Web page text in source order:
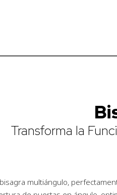
Transforma la
multiángulo,